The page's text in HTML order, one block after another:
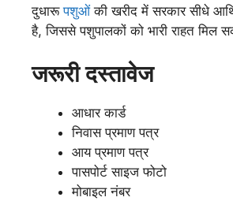
दुधारूपशुओंकी खरीद में सरकार सीधे
है, जिससे पशुपालकों को भारी राहत मिल
जरूरी दस्तावेज
आधार कार्ड
निवास प्रमाण पत्र
आय प्रमाण पत्र
पासपोर्ट साइज फोटो
मोबाइल नंबर